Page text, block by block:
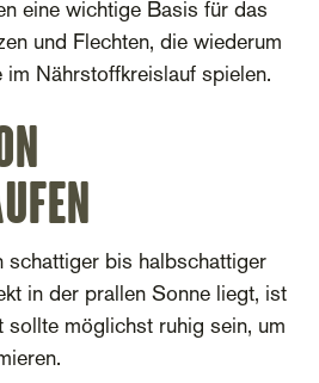
eine wichtige Basis für das
und Flechten, die wiederum
im Nährstoffkreislauf spielen.
schattiger bis halbschattiger
in der prallen Sonne liegt, ist
sollte möglichst ruhig sein, um